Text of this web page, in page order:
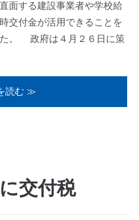
面する建設事業者や学校給
交付金が活用できることを
。 政府は４月２６日に策
読む ≫
交付税